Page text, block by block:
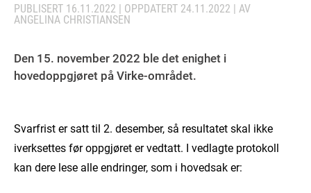
PUBLISERT 16.11.2022 | OPPDATERT 24.11.2022 | AV
ANGELINA CHRISTIANSEN
Den 15. november 2022 ble det enighet i
hovedoppgjøret på Virke-området.
Svarfrist er satt til 2. desember, så resultatet skal ikke
iverksettes før oppgjøret er vedtatt. I vedlagte protokoll
kan dere lese alle endringer, som i hovedsak er: